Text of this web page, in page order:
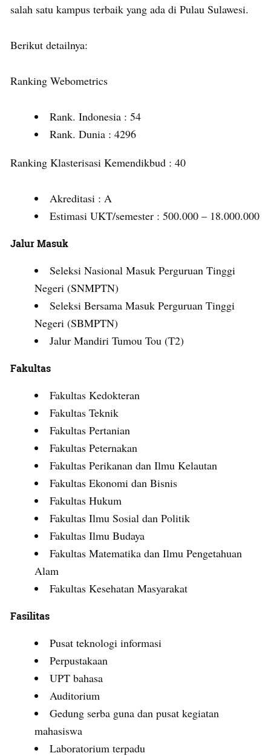
salah satu kampus terbaik yang ada di Pulau Sulawesi.
Berikut detailnya:
Ranking Webometrics
Rank. Indonesia : 54
Rank. Dunia : 4296
Ranking Klasterisasi Kemendikbud : 40
Akreditasi : A
Estimasi UKT/semester : 500.000 – 18.000.000
Jalur Masuk
Seleksi Nasional Masuk Perguruan Tinggi
Negeri (SNMPTN)
Seleksi Bersama Masuk Perguruan Tinggi
Negeri (SBMPTN)
Jalur Mandiri Tumou Tou (T2)
Fakultas
Fakultas Kedokteran
Fakultas Teknik
Fakultas Pertanian
Fakultas Peternakan
Fakultas Perikanan dan Ilmu Kelautan
Fakultas Ekonomi dan Bisnis
Fakultas Hukum
Fakultas Ilmu Sosial dan Politik
Fakultas Ilmu Budaya
Fakultas Matematika dan Ilmu Pengetahuan
Alam
Fakultas Kesehatan Masyarakat
Fasilitas
Pusat teknologi informasi
Perpustakaan
UPT bahasa
Auditorium
Gedung serba guna dan pusat kegiatan
mahasiswa
Laboratorium terpadu